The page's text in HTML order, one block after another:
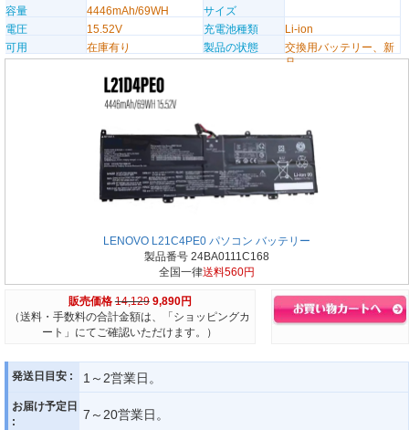
容量
4446mAh/69WH
サイズ
電圧
15.52V 充電池種類
Li-ion
可用
在庫有り 製品の状態
交換用バッテリー、新
品
LENOVO L21C4PE0 パソコン バッテリー
製品番号 24BA0111C168
全国一律送料560円
販売価格 14,129 9,890円
（送料・手数料の合計金額は、「ショッピングカ
ート」にてご確認いただけます。）
発送日目安 : 1～2営業日。
お届け予定日
:
7～20営業日。